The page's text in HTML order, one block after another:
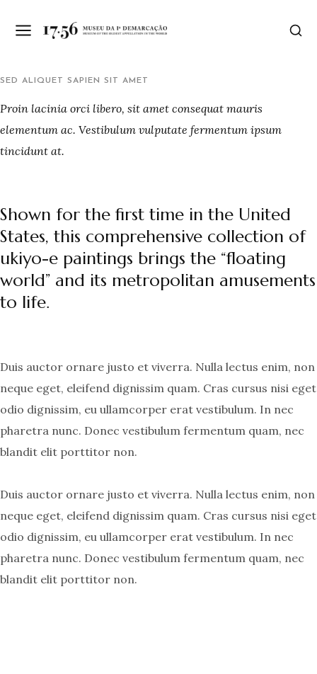
SED ALIQUET SAPIEN SIT AMET
Proin lacinia orci libero, sit amet consequat mauris
elementum ac. Vestibulum vulputate fermentum ipsum
tincidunt at.
Shown for the first time in the United
States, this comprehensive collection of
ukiyo-e paintings brings the “floating
world” and its metropolitan amusements
to life.
Duis auctor ornare justo et viverra. Nulla lectus enim, non
neque eget, eleifend dignissim quam. Cras cursus nisi eget
odio dignissim, eu ullamcorper erat vestibulum. In nec
pharetra nunc. Donec vestibulum fermentum quam, nec
blandit elit porttitor non.
Duis auctor ornare justo et viverra. Nulla lectus enim, non
neque eget, eleifend dignissim quam. Cras cursus nisi eget
odio dignissim, eu ullamcorper erat vestibulum. In nec
pharetra nunc. Donec vestibulum fermentum quam, nec
blandit elit porttitor non.